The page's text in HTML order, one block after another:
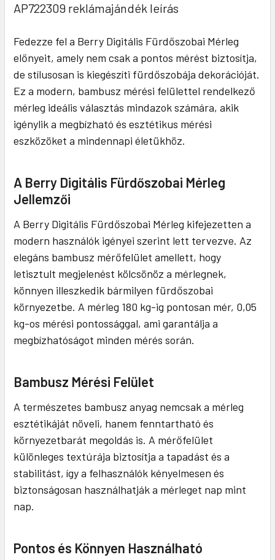
AP722309 reklámajándék leírás
Fedezze fel a Berry Digitális Fürdőszobai Mérleg
előnyeit, amely nem csak a pontos mérést biztosítja,
de stílusosan is kiegészíti fürdőszobája dekorációját.
Ez a modern, bambusz mérési felülettel rendelkező
mérleg ideális választás mindazok számára, akik
igénylik a megbízható és esztétikus mérési
eszközöket a mindennapi életükhöz.
A Berry Digitális Fürdőszobai Mérleg
Jellemzői
A Berry Digitális Fürdőszobai Mérleg kifejezetten a
modern használók igényei szerint lett tervezve. Az
elegáns bambusz mérőfelület amellett, hogy
letisztult megjelenést kölcsönöz a mérlegnek,
könnyen illeszkedik bármilyen fürdőszobai
környezetbe. A mérleg 180 kg-ig pontosan mér, 0,05
kg-os mérési pontossággal, ami garantálja a
megbízhatóságot minden mérés során.
Bambusz Mérési Felület
A természetes bambusz anyag nemcsak a mérleg
esztétikáját növeli, hanem fenntartható és
környezetbarát megoldás is. A mérőfelület
különleges textúrája biztosítja a tapadást és a
stabilitást, így a felhasználók kényelmesen és
biztonságosan használhatják a mérleget nap mint
nap.
Pontos és Könnyen Használható